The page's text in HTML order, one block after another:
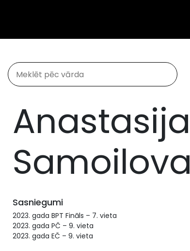
Anastasija
Samoilova
Sasniegumi
2023. gada BPT Fināls – 7. vieta
2023. gada PČ – 9. vieta
2023. gada EČ – 9. vieta